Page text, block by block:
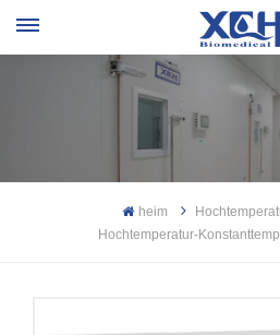
heim
Hochtemperatur-